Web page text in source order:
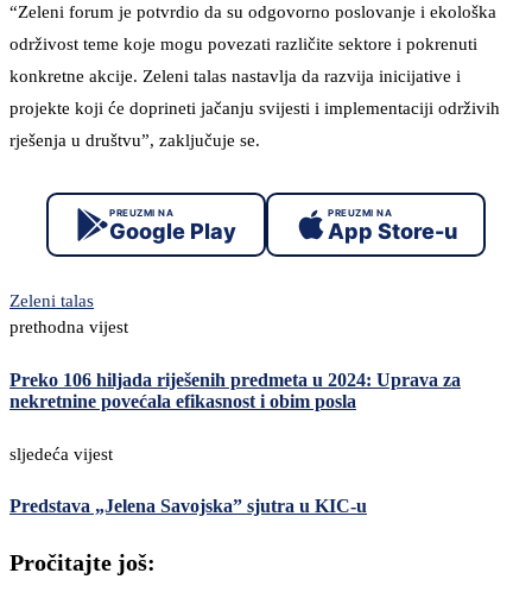
“Zeleni forum je potvrdio da su odgovorno poslovanje i ekološka
održivost teme koje mogu povezati različite sektore i pokrenuti
konkretne akcije. Zeleni talas nastavlja da razvija inicijative i
projekte koji će doprineti jačanju svijesti i implementaciji održivih
rješenja u društvu”, zaključuje se.
PREUZMI NA
Google Play
PREUZMI NA
App Store-u
Zeleni talas
prethodna vijest
Preko 106 hiljada riješenih predmeta u 2024: Uprava za
nekretnine povećala efikasnost i obim posla
sljedeća vijest
Predstava „Jelena Savojska” sjutra u KIC-u
Pročitajte još: